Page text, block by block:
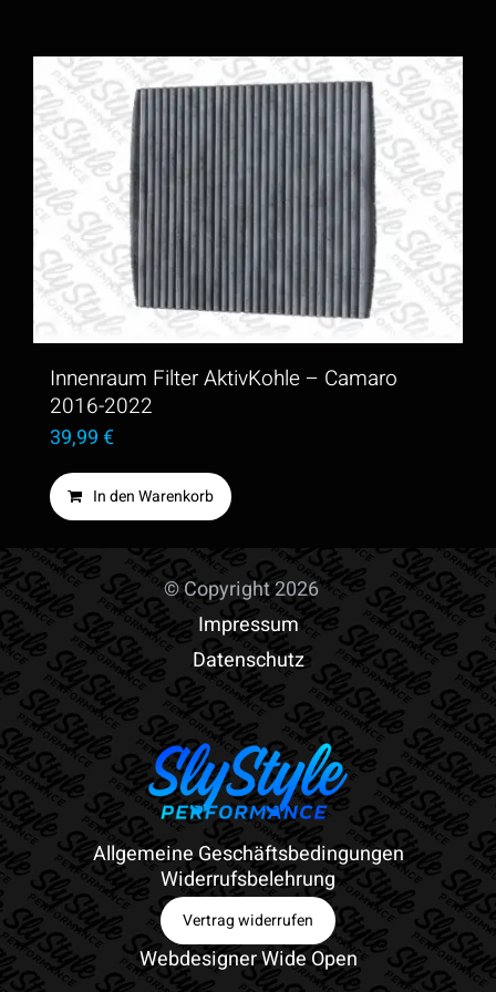
Innenraum Filter AktivKohle – Camaro
2016-2022
39,99€
In den Warenkorb
© Copyright 2026
Impressum
Datenschutz
Allgemeine Geschäftsbedingungen
Widerrufsbelehrung
Vertrag widerrufen
Webdesigner Wide Open